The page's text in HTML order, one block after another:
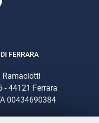
FERRARA
Ramaciotti
- 44121 Ferrara
00434690384